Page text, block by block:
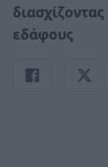
εδάφους